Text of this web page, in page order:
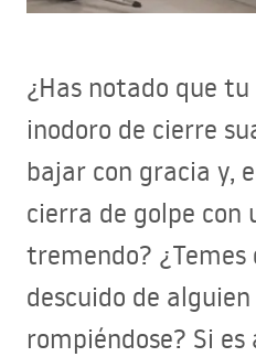
¿Has notado que
inodoro de cierre
bajar con gracia y,
cierra de golpe con
tremendo? ¿Temes
descuido de
rompiéndose? Si es